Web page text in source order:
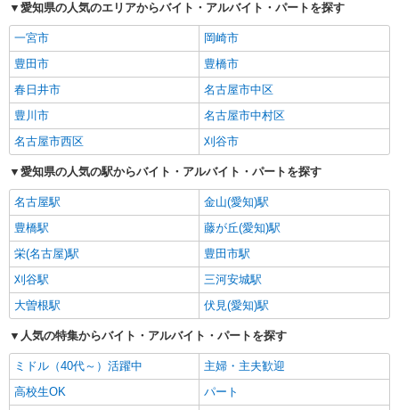
愛知県の人気のエリアからバイト・アルバイト・パートを探す
一宮市
岡崎市
豊田市
豊橋市
春日井市
名古屋市中区
豊川市
名古屋市中村区
名古屋市西区
刈谷市
愛知県の人気の駅からバイト・アルバイト・パートを探す
名古屋駅
金山(愛知)駅
豊橋駅
藤が丘(愛知)駅
栄(名古屋)駅
豊田市駅
刈谷駅
三河安城駅
大曽根駅
伏見(愛知)駅
人気の特集からバイト・アルバイト・パートを探す
ミドル（40代～）活躍中
主婦・主夫歓迎
高校生OK
パート